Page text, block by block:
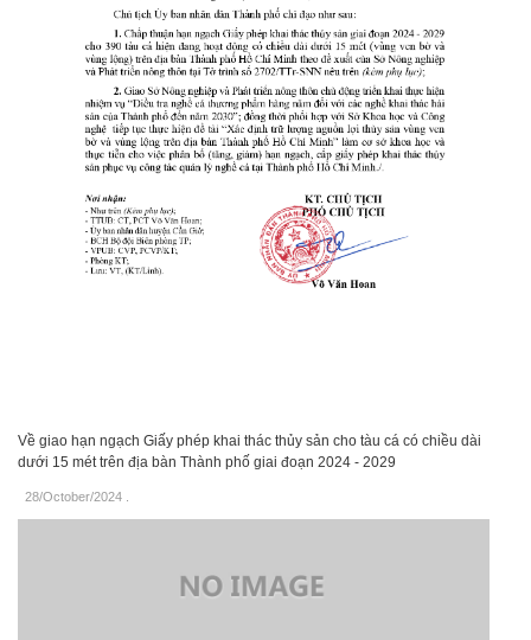
Về giao hạn ngạch Giấy phép khai thác thủy sản cho tàu cá có chiều dài
dưới 15 mét trên địa bàn Thành phố giai đoạn 2024 - 2029
28/October/2024